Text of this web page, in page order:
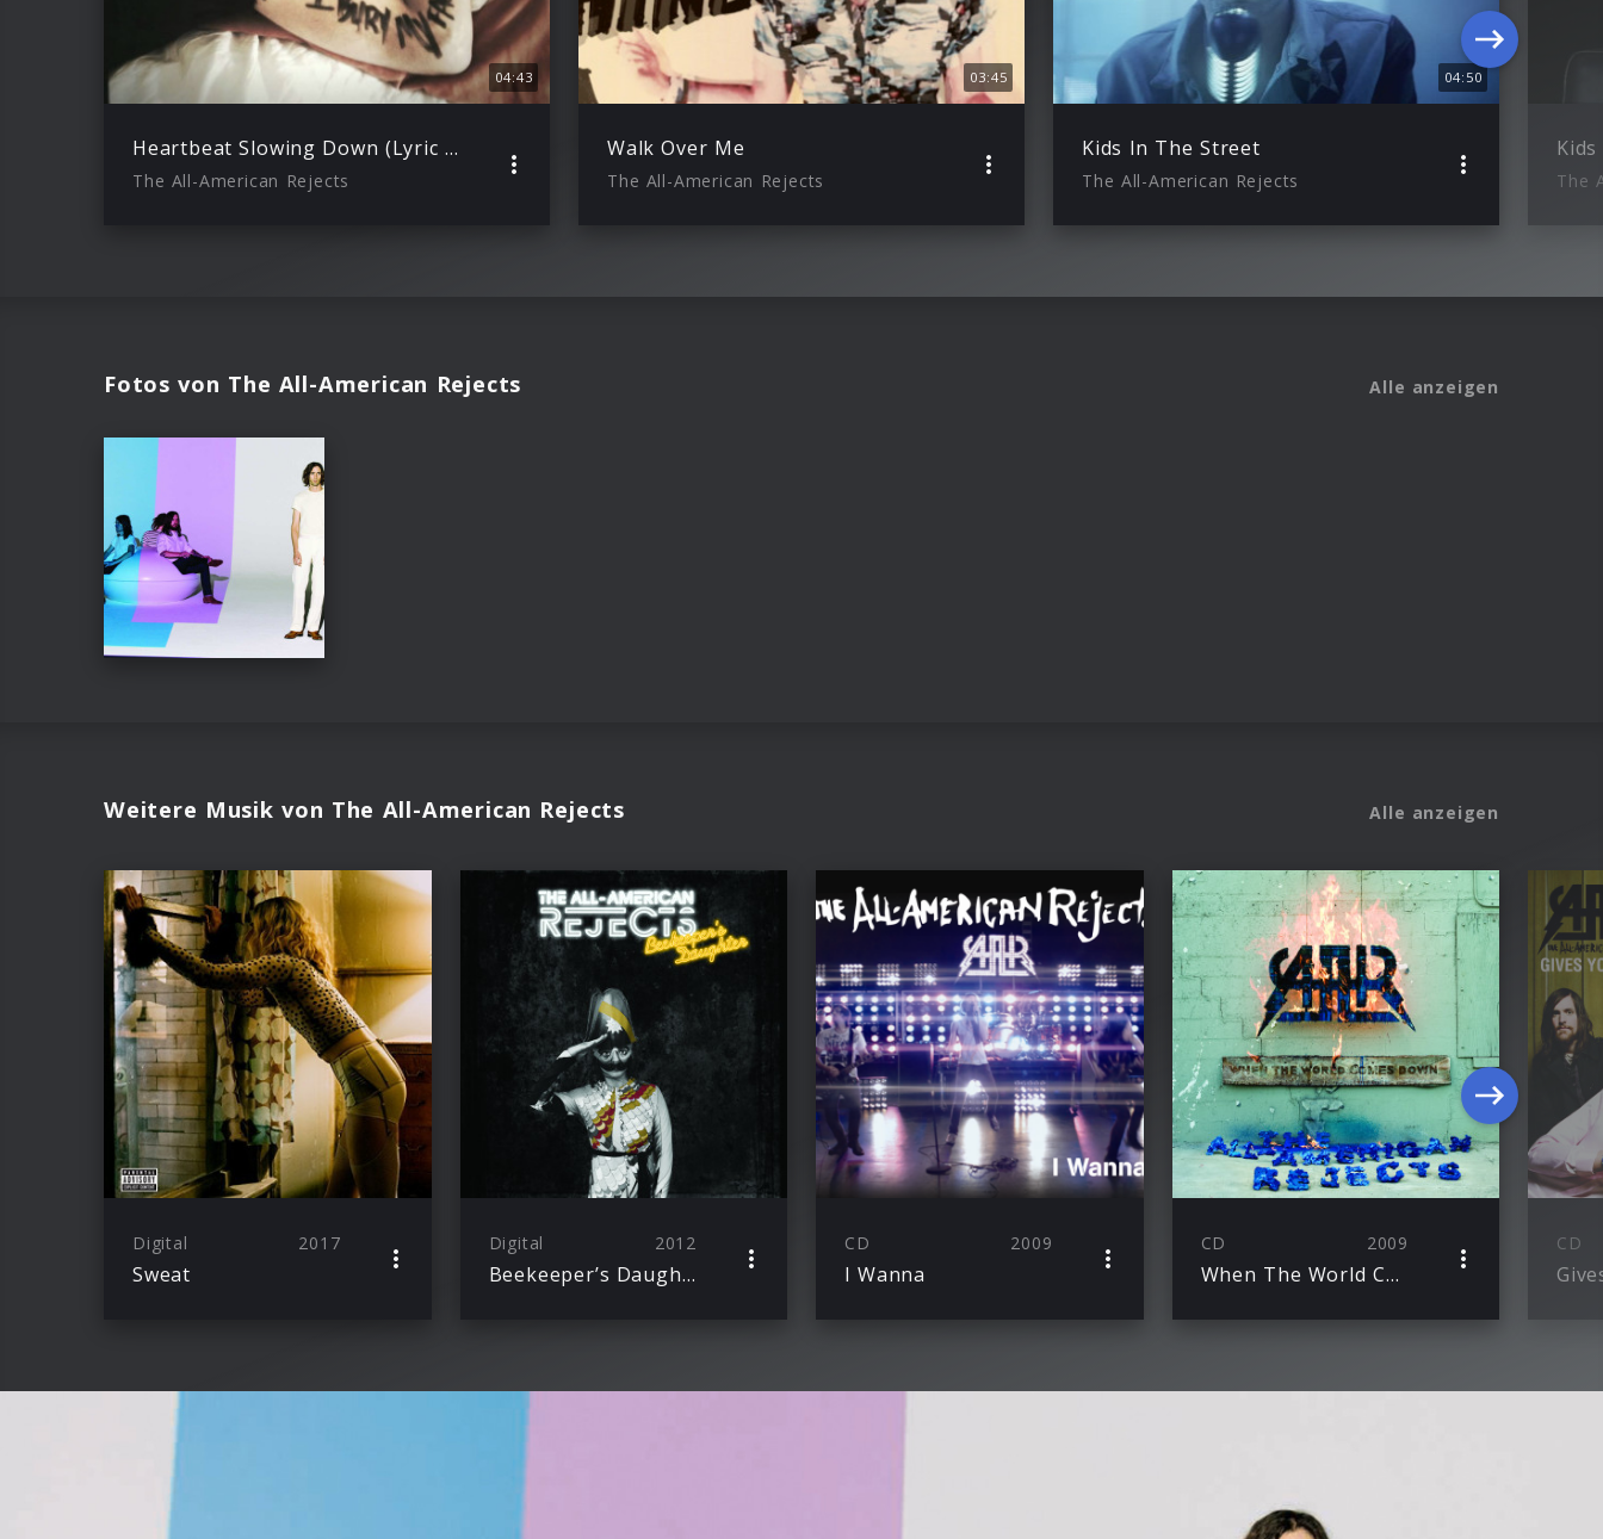
04:43
Heartbeat Slowing Down (Lyric Video)
The All-American Rejects
03:45
Walk Over Me
The All-American Rejects
04:50
Kids In The Street
The All-American Rejects The
Fotos von The All-American Rejects Alle anzeigen
Weitere Musik von The All-American Rejects Alle anzeigen
Digital 2017
Sweat
Digital 2012
Beekeeper’s Daughter
CD 2009
I Wanna
CD 2009
When The World Comes Down
CD